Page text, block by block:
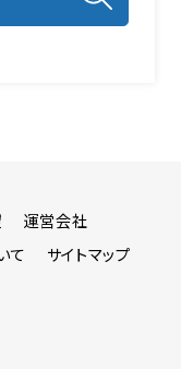
運営会社
て サイトマップ